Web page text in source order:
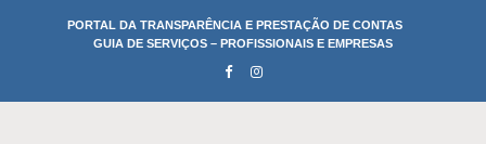
PORTAL DA TRANSPARÊNCIA E PRESTAÇÃO DE CONTAS
GUIA DE SERVIÇOS – PROFISSIONAIS E EMPRESAS